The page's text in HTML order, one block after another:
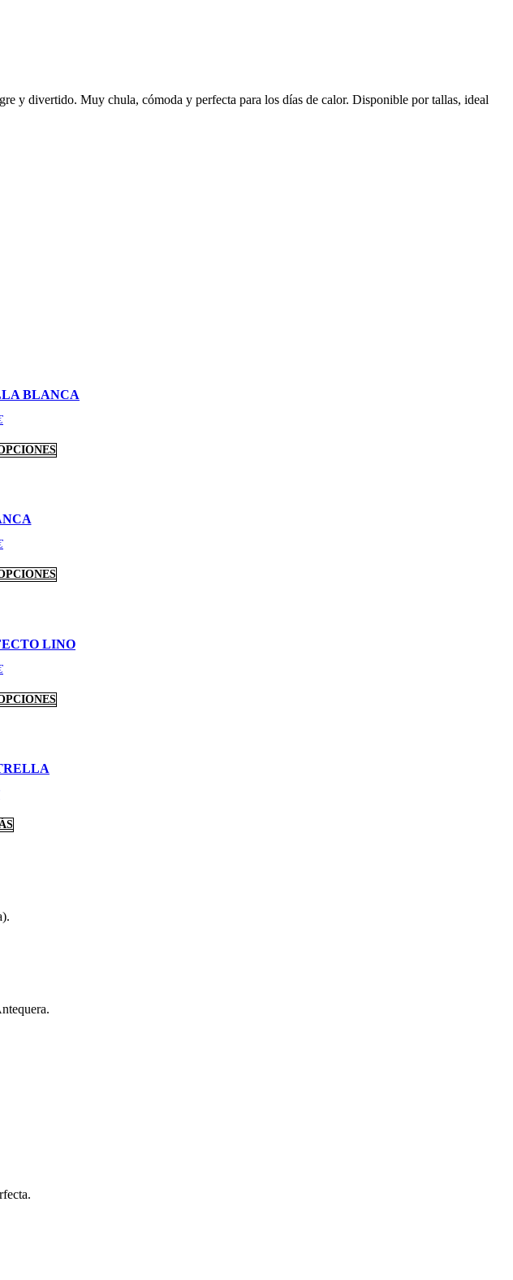
y divertido. Muy chula, cómoda y perfecta para los días de calor. Disponible por tallas, ideal
BLANCA
LINO